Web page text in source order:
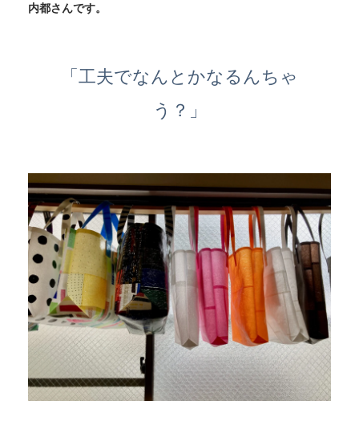
内都さんです。
「工夫でなんとかなるんちゃ
う？」